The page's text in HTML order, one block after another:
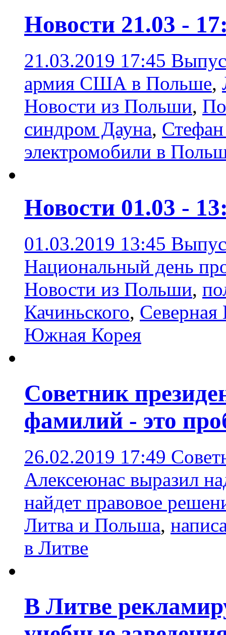
Новости 21.03 -
21.03.2019 17:45
армия США в Польше,
Новости из Польши,
синдром Дауна,
электромобили в
Новости 01.03 -
01.03.2019 13:45
Национальный день
Новости из Польши,
Качиньского,
Южная Корея
Советник
фамилий - это
26.02.2019 17:49
Алексеюнас выразил
найдет правовое
Литва и Польша,
в Литве
В Литве